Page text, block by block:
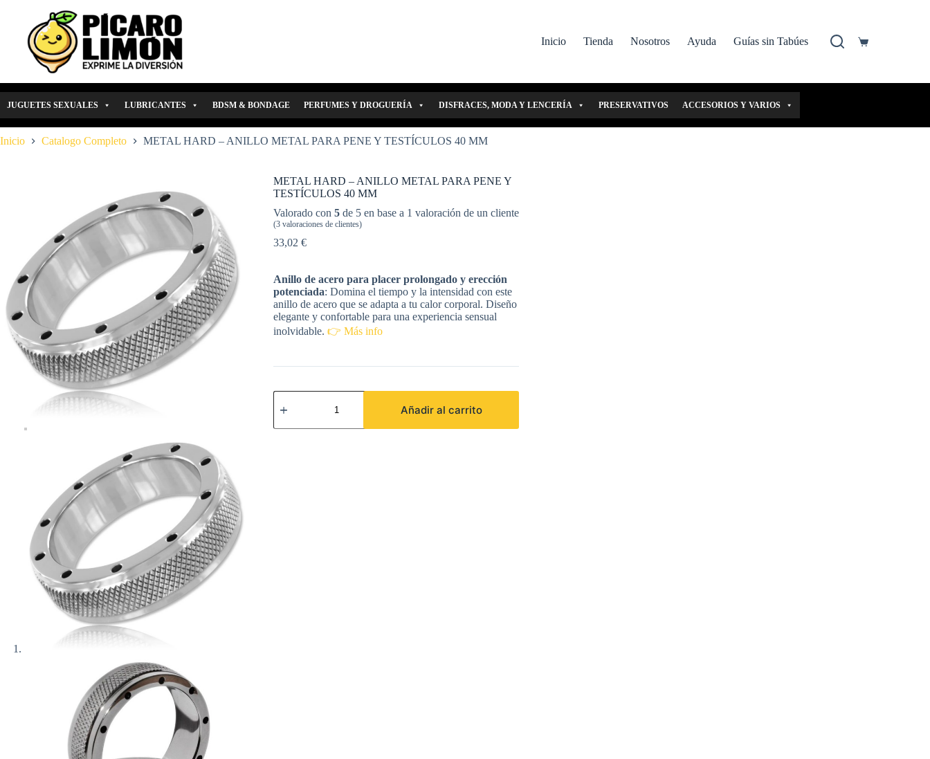
contenido
Inicio
Tienda Nosotros Ayuda Guías sin Tabúes
Carro
JUGUETES SEXUALES LUBRICANTES BDSM & BONDAGE PERFUMES Y DROGUERÍA DISFRACES, MODA Y LENCERÍA PRESERVATIVOS ACCESORIOS Y VARIOS
Inicio Catalogo Completo METAL HARD – ANILLO METAL PARA PENE Y TESTÍCULOS 40 MM
METAL HARD – ANILLO METAL PARA PENE Y
TESTÍCULOS 40 MM
Valorado con 5 de 5 en base a 1 valoración de un cliente
(3 valoraciones de clientes)
33,02 €
Anillo de acero para placer prolongado y erección
potenciada: Domina el tiempo y la intensidad con este
anillo de acero que se adapta a tu calor corporal. Diseño
elegante y confortable para una experiencia sensual
inolvidable. 👉 Más info
METAL
HARD
ANILLO
Añadir al carrito